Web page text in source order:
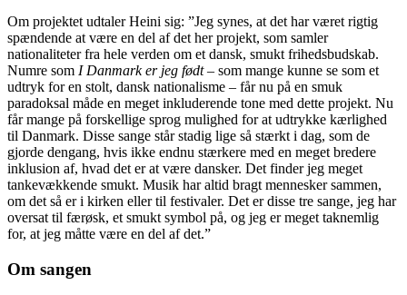
Om projektet udtaler Heini sig: ”Jeg synes, at det har været rigtig
spændende at være en del af det her projekt, som samler
nationaliteter fra hele verden om et dansk, smukt frihedsbudskab.
Numre som I Danmark er jeg født– som mange kunne se som et
udtryk for en stolt, dansk nationalisme – får nu på en smuk
paradoksal måde en meget inkluderende tone med dette projekt. Nu
får mange på forskellige sprog mulighed for at udtrykke kærlighed
til Danmark. Disse sange står stadig lige så stærkt i dag, som de
gjorde dengang, hvis ikke endnu stærkere med en meget bredere
inklusion af, hvad det er at være dansker. Det finder jeg meget
tankevækkende smukt. Musik har altid bragt mennesker sammen,
om det så er i kirken eller til festivaler. Det er disse tre sange, jeg har
oversat til færøsk, et smukt symbol på, og jeg er meget taknemlig
for, at jeg måtte være en del af det.”
Om sangen